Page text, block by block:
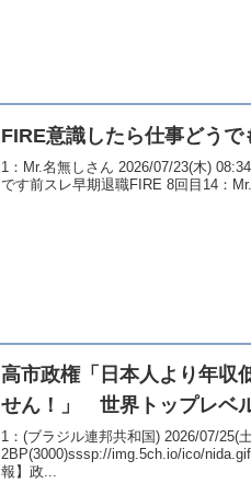
FIRE意識したら仕事どうで
1：Mr.名無しさん 2026/07/23(木)
です前スレ早期退職FIRE 8回目14：
高市政権「日本人より年収
せん！」 世界トップレベ
1：(ブラジル連邦共和国) 2026/07/25(
2BP(3000)sssp://img.5ch.io/ico/
報】政...